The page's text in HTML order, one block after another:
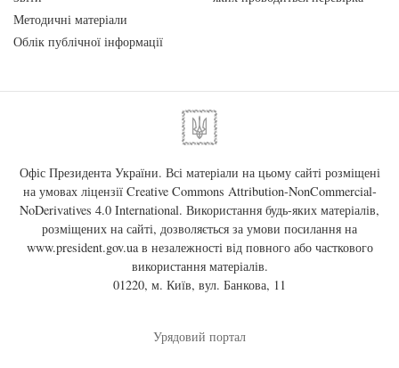
Методичні матеріали
Облік публічної інформації
Офіс Президента України. Всі матеріали на цьому сайті розміщені
на умовах ліцензії Creative Commons Attribution-NonCommercial-
NoDerivatives 4.0 International. Використання будь-яких матеріалів,
розміщених на сайті, дозволяється за умови посилання на
www.president.gov.uaв незалежності від повного або часткового
використання матеріалів.
01220, м. Київ, вул. Банкова, 11
Урядовий портал